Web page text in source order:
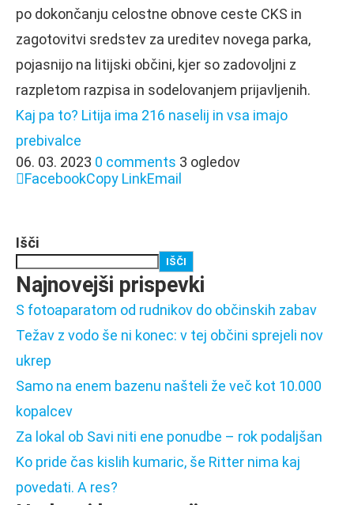
po dokončanju celostne obnove ceste CKS in
zagotovitvi sredstev za ureditev novega parka,
pojasnijo na litijski občini, kjer so zadovoljni z
razpletom razpisa in sodelovanjem prijavljenih.
Kaj pa to? Litija ima 216 naselij in vsa imajo
prebivalce
06. 03. 2023 0 comments 3 ogledov
FacebookCopy LinkEmail
Išči
IŠČI
Najnovejši prispevki
S fotoaparatom od rudnikov do občinskih zabav
Težav z vodo še ni konec: v tej občini sprejeli nov
ukrep
Samo na enem bazenu našteli že več kot 10.000
kopalcev
Za lokal ob Savi niti ene ponudbe – rok podaljšan
Ko pride čas kislih kumaric, še Ritter nima kaj
povedati. A res?